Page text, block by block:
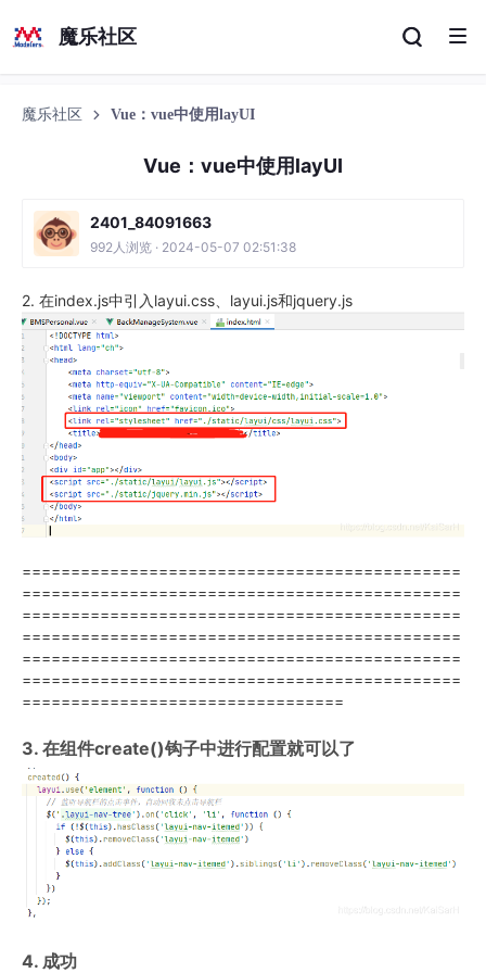
魔乐社区
魔乐社区 Vue：vue中使用layUI
Vue：vue中使用layUI
2401_84091663
992人浏览 · 2024-05-07 02:51:38
2. 在index.js中引入layui.css、layui.js和jquery.js
=============================================
=============================================
=============================================
=============================================
=============================================
=============================================
=================================
3. 在组件create()钩子中进行配置就可以了
4. 成功